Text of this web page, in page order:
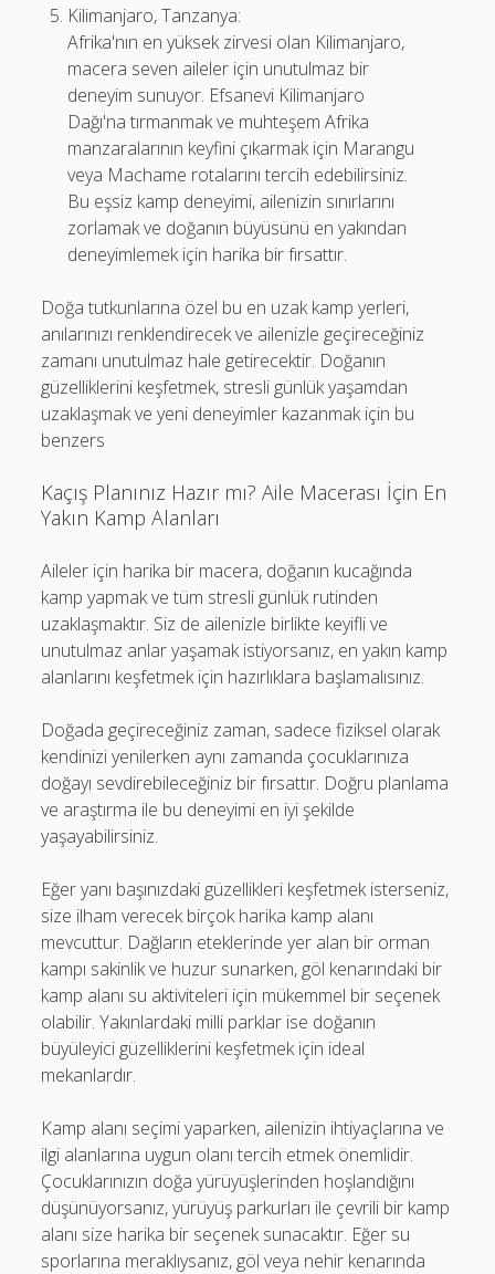
Kilimanjaro, Tanzanya:
Afrika'nın en yüksek zirvesi olan Kilimanjaro,
macera seven aileler için unutulmaz bir
deneyim sunuyor. Efsanevi Kilimanjaro
Dağı'na tırmanmak ve muhteşem Afrika
manzaralarının keyfini çıkarmak için Marangu
veya Machame rotalarını tercih edebilirsiniz.
Bu eşsiz kamp deneyimi, ailenizin sınırlarını
zorlamak ve doğanın büyüsünü en yakından
deneyimlemek için harika bir fırsattır.
Doğa tutkunlarına özel bu en uzak kamp yerleri,
anılarınızı renklendirecek ve ailenizle geçireceğiniz
zamanı unutulmaz hale getirecektir. Doğanın
güzelliklerini keşfetmek, stresli günlük yaşamdan
uzaklaşmak ve yeni deneyimler kazanmak için bu
benzers
Kaçış Planınız Hazır mı? Aile Macerası İçin En
Yakın Kamp Alanları
Aileler için harika bir macera, doğanın kucağında
kamp yapmak ve tüm stresli günlük rutinden
uzaklaşmaktır. Siz de ailenizle birlikte keyifli ve
unutulmaz anlar yaşamak istiyorsanız, en yakın kamp
alanlarını keşfetmek için hazırlıklara başlamalısınız.
Doğada geçireceğiniz zaman, sadece fiziksel olarak
kendinizi yenilerken aynı zamanda çocuklarınıza
doğayı sevdirebileceğiniz bir fırsattır. Doğru planlama
ve araştırma ile bu deneyimi en iyi şekilde
yaşayabilirsiniz.
Eğer yanı başınızdaki güzellikleri keşfetmek isterseniz,
size ilham verecek birçok harika kamp alanı
mevcuttur. Dağların eteklerinde yer alan bir orman
kampı sakinlik ve huzur sunarken, göl kenarındaki bir
kamp alanı su aktiviteleri için mükemmel bir seçenek
olabilir. Yakınlardaki milli parklar ise doğanın
büyüleyici güzelliklerini keşfetmek için ideal
mekanlardır.
Kamp alanı seçimi yaparken, ailenizin ihtiyaçlarına ve
ilgi alanlarına uygun olanı tercih etmek önemlidir.
Çocuklarınızın doğa yürüyüşlerinden hoşlandığını
düşünüyorsanız, yürüyüş parkurları ile çevrili bir kamp
alanı size harika bir seçenek sunacaktır. Eğer su
sporlarına meraklıysanız, göl veya nehir kenarında